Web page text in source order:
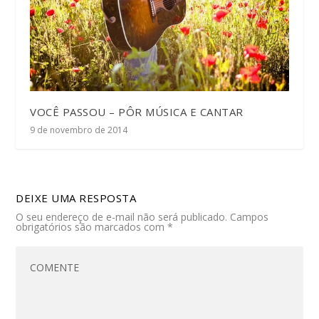
VOCÊ PASSOU – PÔR MÚSICA E CANTAR
9 de novembro de 2014
DEIXE UMA RESPOSTA
O seu endereço de e-mail não será publicado. Campos
obrigatórios são marcados com*